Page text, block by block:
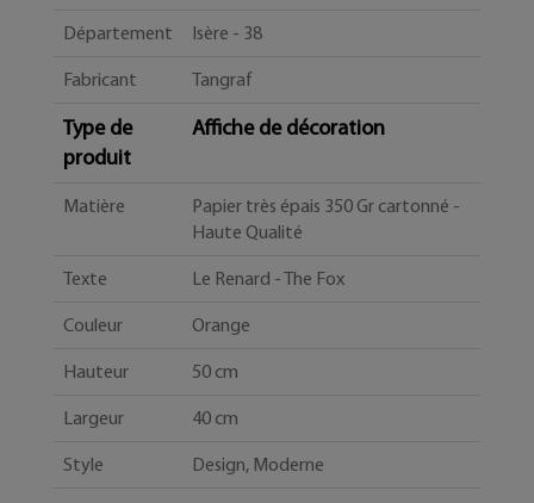
Département Isère - 38
Fabricant Tangraf
Type de
produit
Affiche de décoration
Matière
Papier très épais 350 Gr cartonné -
Haute Qualité
Texte Le Renard - The Fox
Couleur Orange
Hauteur 50 cm
Largeur 40 cm
Style Design, Moderne